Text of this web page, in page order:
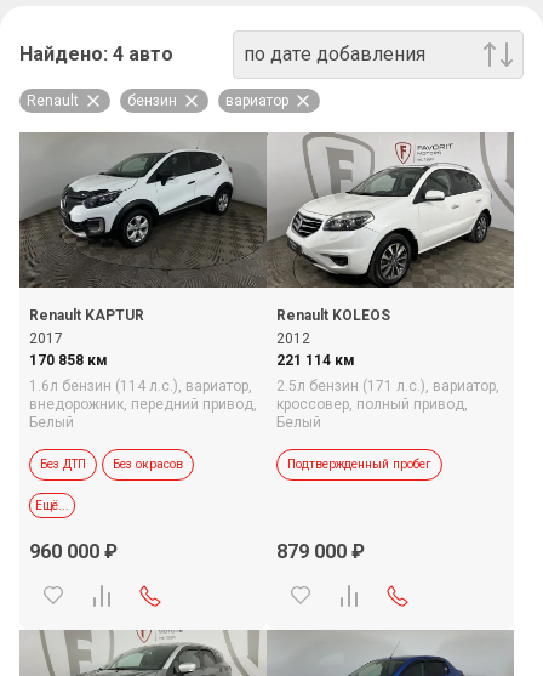
Найдено: 4 авто по дате добавления
Renault бензин вариатор
Renault KAPTUR
2017
170 858 км
1.6л бензин (114 л.с.), вариатор,
внедорожник, передний привод,
Белый
Без ДТП Без окрасов
Подтвержденный пробег
Ещё...
960 000
Renault KOLEOS
2012
221 114 км
2.5л бензин (171 л.с.), вариатор,
кроссовер, полный привод,
Белый
Подтвержденный пробег
879 000